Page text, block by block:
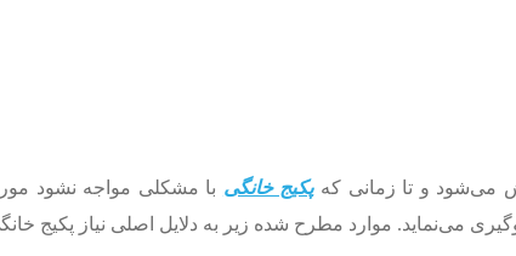
می‌شود و تا زمانی کهپکیج خانگی با مشکلی مواجه نشود
می‌نماید. موارد مطرح شده زیر به دلایل اصلی نیاز پکیج